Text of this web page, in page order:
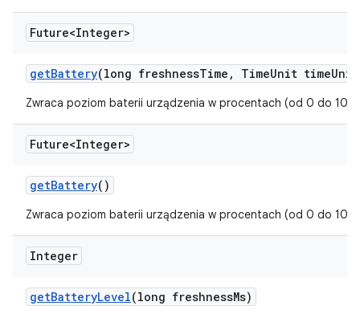
Future<Integer>
getBattery(long freshnessTime , TimeUnit time
Zwraca poziom baterii urządzenia w procentach (od 0 do
Future<Integer>
getBattery()
Zwraca poziom baterii urządzenia w procentach (od 0 do
Integer
getBatteryLevel(long freshnessMs)